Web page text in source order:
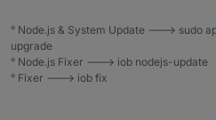
° Node.js & System Update ---> sudo
upgrade
° Node.js Fixer ---> iob nodejs-update
° Fixer ---> iob fix